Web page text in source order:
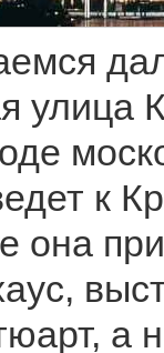
улица
к
она
а